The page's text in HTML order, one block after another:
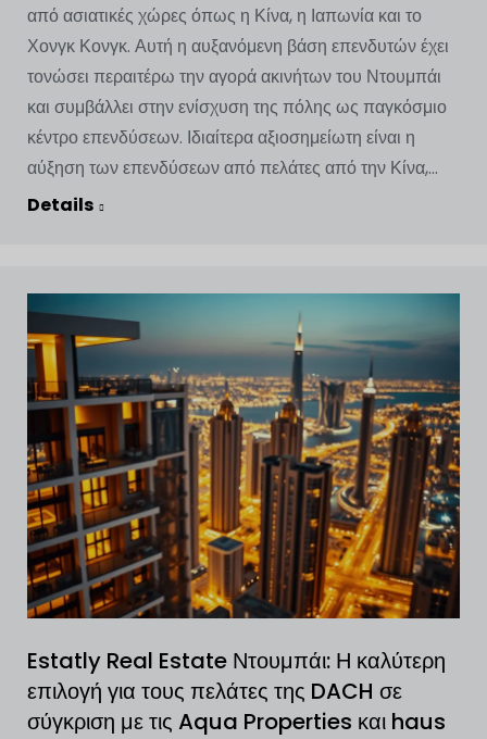
από ασιατικές χώρες όπως η Κίνα, η Ιαπωνία και το
Χονγκ Κονγκ. Αυτή η αυξανόμενη βάση επενδυτών έχει
τονώσει περαιτέρω την αγορά ακινήτων του Ντουμπάι
και συμβάλλει στην ενίσχυση της πόλης ως παγκόσμιο
κέντρο επενδύσεων. Ιδιαίτερα αξιοσημείωτη είναι η
αύξηση των επενδύσεων από πελάτες από την Κίνα,...
Details
Estatly Real Estate Ντουμπάι: Η καλύτερη
επιλογή για τους πελάτες της DACH σε
σύγκριση με τις Aqua Properties και haus